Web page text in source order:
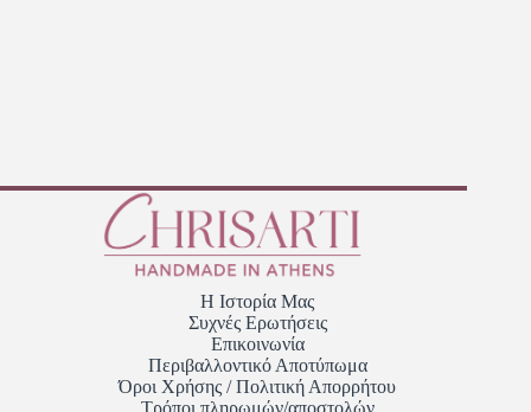
Η Ιστορία Μας
Συχνές Ερωτήσεις
Επικοινωνία
Περιβαλλοντικό Αποτύπωμα
Όροι Χρήσης / Πολιτική Απορρήτου
Τρόποι πληρωμών/αποστολών